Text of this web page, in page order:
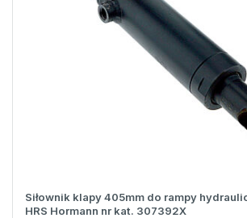
Siłownik klapy 405mm do rampy
HRS Hormann nr kat. 307392X